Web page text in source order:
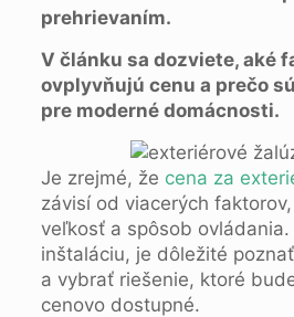
prehrievaním.
V článku sa dozviete, aké
ovplyvňujú cenu a prečo
pre moderné domácnosti.
Je zrejmé, že cena za
závisí od viacerých
veľkosť a spôsob
inštaláciu, je dôležité
a vybrať riešenie, ktoré
cenovo dostupné.